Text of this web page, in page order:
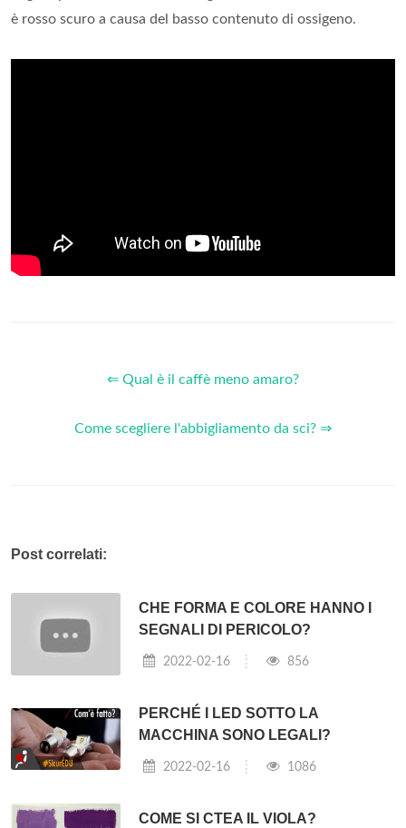
è rosso scuro a causa del basso contenuto di ossigeno.
⇐ Qual è il caffè meno amaro?
Come scegliere l'abbigliamento da sci? ⇒
Post correlati:
CHE FORMA E COLORE HANNO I
SEGNALI DI PERICOLO?
2022-02-16 856
PERCHÉ I LED SOTTO LA
MACCHINA SONO LEGALI?
2022-02-16 1086
COME SI CTEA IL VIOLA?